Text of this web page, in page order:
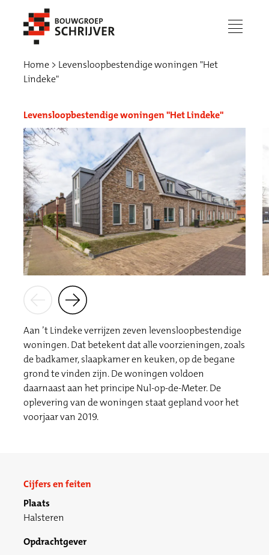
menu
Werken bij
Home
Levensloopbestendige woningen "Het
Lindeke"
Levensloopbestendige woningen "Het Lindeke"
Aan ’t Lindeke verrijzen zeven levensloopbestendige
woningen. Dat betekent dat alle voorzieningen, zoals
de badkamer, slaapkamer en keuken, op de begane
grond te vinden zijn. De woningen voldoen
daarnaast aan het principe Nul-op-de-Meter. De
oplevering van de woningen staat gepland voor het
voorjaar van 2019.
Cijfers en feiten
Plaats
Halsteren
Opdrachtgever